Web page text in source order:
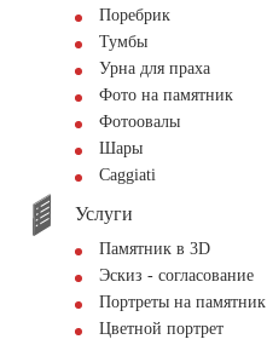
Поребрик
Тумбы
Урна для праха
Фото на памятник
Фотоовалы
Шары
Сaggiati
Услуги
Памятник в 3D
Эскиз - согласование
Портреты на памятник
Цветной портрет